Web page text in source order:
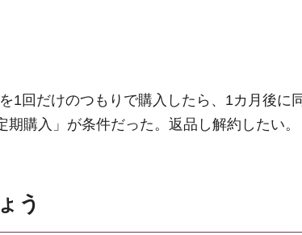
1回だけのつもりで購入したら、1カ月後に
購入」が条件だった。返品し解約したい。
う